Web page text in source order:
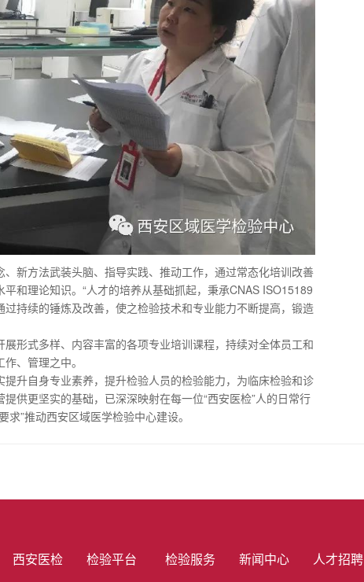
新方法武装头脑、指导实践、推动工作，通过常态化培训改善
和理论知识。“人才的培养从基础抓起，秉承CNAS ISO15189
持续的锤炼及改善，使之检验技术和专业能力不断提高，锻造
形式多样、内容丰富的各项专业培训课程，持续对全体员工和
、管理之中。
升自身专业素养，提升检验人员的检验能力，为临床检验和诊
供更坚实的基础，已深深映射在每一位“西安医检”人的日常行
”推动西安区域医学检验中心建设。
西安医检 检验平台 检验服务 新闻中心 人才招聘